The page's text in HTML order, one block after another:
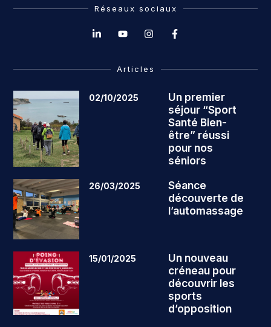
Réseaux sociaux
Articles
02/10/2025
Un premier
séjour “Sport
Santé Bien-
être” réussi
pour nos
séniors
26/03/2025
Séance
découverte de
l’automassage
15/01/2025
Un nouveau
créneau pour
découvrir les
sports
d’opposition